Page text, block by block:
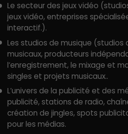
Le secteur des jeux vidéo
jeux vidéo, entreprises
interactif.).
Les studios de musique (studios
musicaux, producteurs
l’enregistrement, le mixage et
singles et projets musicaux..
L’univers de la publicité et des
publicité, stations de radio,
création de jingles, spots
pour les médias.